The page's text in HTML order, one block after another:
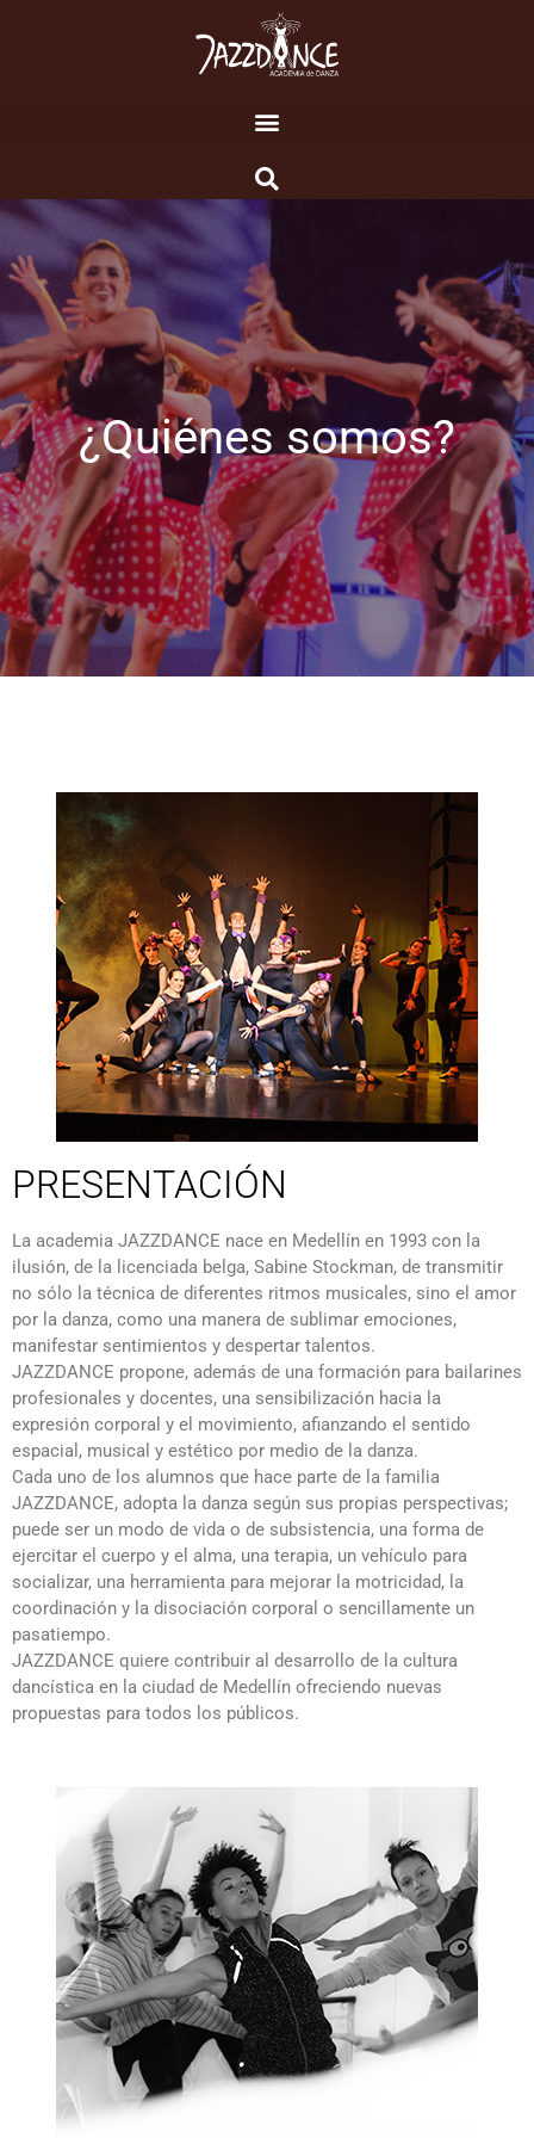
¿Quiénes somos?
PRESENTACIÓN
La academia JAZZDANCE nace en Medellín en 1993 con la
ilusión, de la licenciada belga, Sabine Stockman, de transmitir
no sólo la técnica de diferentes ritmos musicales, sino el amor
por la danza, como una manera de sublimar emociones,
manifestar sentimientos y despertar talentos.
JAZZDANCE propone, además de una formación para bailarines
profesionales y docentes, una sensibilización hacia la
expresión corporal y el movimiento, afianzando el sentido
espacial, musical y estético por medio de la danza.
Cada uno de los alumnos que hace parte de la familia
JAZZDANCE, adopta la danza según sus propias perspectivas;
puede ser un modo de vida o de subsistencia, una forma de
ejercitar el cuerpo y el alma, una terapia, un vehículo para
socializar, una herramienta para mejorar la motricidad, la
coordinación y la disociación corporal o sencillamente un
pasatiempo.
JAZZDANCE quiere contribuir al desarrollo de la cultura
dancística en la ciudad de Medellín ofreciendo nuevas
propuestas para todos los públicos.